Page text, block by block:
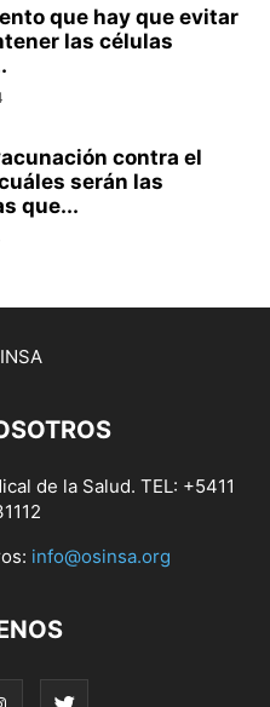
que hay que evitar
las células
contra el
serán las
que...
de la Salud. TEL: +5411
info@osinsa.org